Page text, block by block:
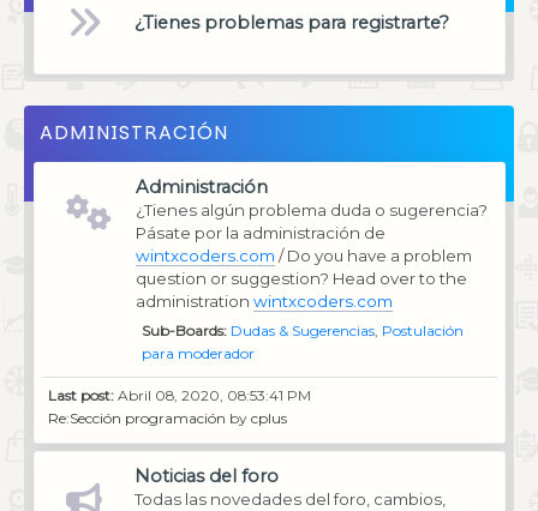
¿Tienes problemas para registrarte?
ADMINISTRACIÓN
Administración
¿Tienes algún problema duda o sugerencia?
Pásate por la administración de
wintxcoders.com / Do you have a problem
question or suggestion? Head over to the
administration wintxcoders.com
Sub-Boards Dudas & Sugerencias Postulación
para moderador
Last post: Abril 08, 2020, 08:53:41 PM
Re:Sección programación by cplus
Noticias del foro
Todas las novedades del foro, cambios,